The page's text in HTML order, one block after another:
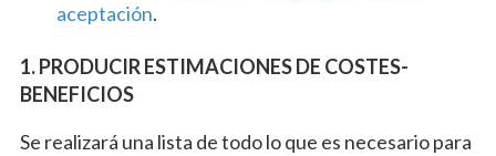
aceptación.
1. PRODUCIR ESTIMACIONES DE COSTES-
BENEFICIOS
Se realizará una lista de todo lo que es necesario para